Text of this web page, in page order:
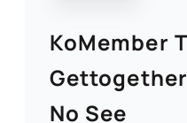
KoMember
No See